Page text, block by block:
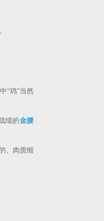
“鸡”当然
绩的金腰
、肉质细